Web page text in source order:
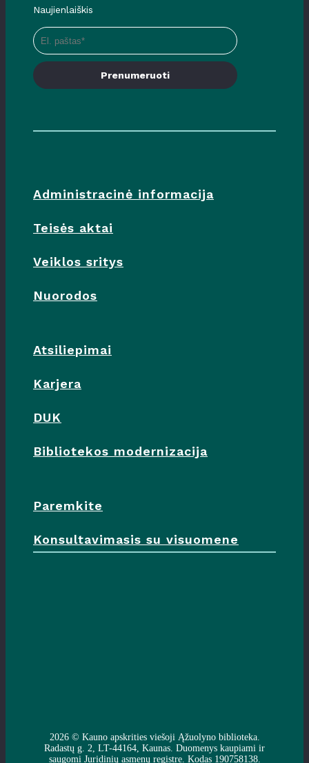
Naujienlaiškis
Prenumeruoti
Administracinė informacija
Teisės aktai
Veiklos sritys
Nuorodos
Atsiliepimai
Karjera
DUK
Bibliotekos modernizacija
Paremkite
Konsultavimasis su visuomene
2026 © Kauno apskrities viešoji Ąžuolyno biblioteka.
Radastų g. 2, LT-44164, Kaunas. Duomenys kaupiami ir
saugomi Juridinių asmenų registre. Kodas 190758138.